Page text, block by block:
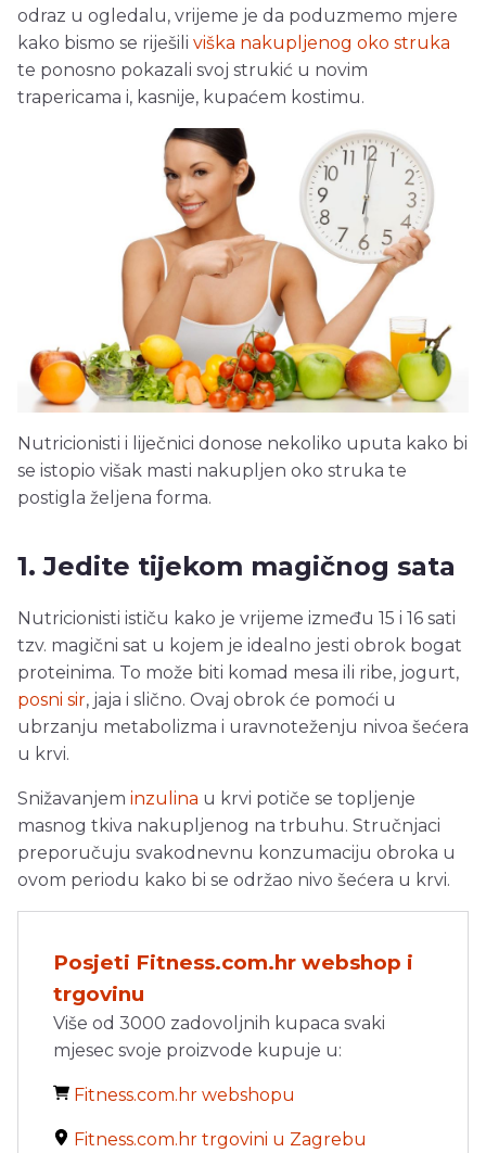
odraz u ogledalu, vrijeme je da poduzmemo mjere
kako bismo se riješili viška nakupljenog oko struka
te ponosno pokazali svoj strukić u novim
trapericama i, kasnije, kupaćem kostimu.
Nutricionisti i liječnici donose nekoliko uputa kako bi
se istopio višak masti nakupljen oko struka te
postigla željena forma.
1. Jedite tijekom magičnog sata
Nutricionisti ističu kako je vrijeme između 15 i 16 sati
tzv. magični sat u kojem je idealno jesti obrok bogat
proteinima. To može biti komad mesa ili ribe, jogurt,
posni sir, jaja i slično. Ovaj obrok će pomoći u
ubrzanju metabolizma i uravnoteženju nivoa šećera
u krvi.
Snižavanjem inzulina u krvi potiče se topljenje
masnog tkiva nakupljenog na trbuhu. Stručnjaci
preporučuju svakodnevnu konzumaciju obroka u
ovom periodu kako bi se održao nivo šećera u krvi.
Posjeti Fitness.com.hr webshop i
trgovinu
Više od 3000 zadovoljnih kupaca svaki
mjesec svoje proizvode kupuje u:
Fitness.com.hr webshopu
Fitness.com.hr trgovini u Zagrebu